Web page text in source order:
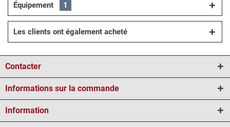
Équipement 1
Les clients ont également acheté
Contacter
Informations sur la commande
Information